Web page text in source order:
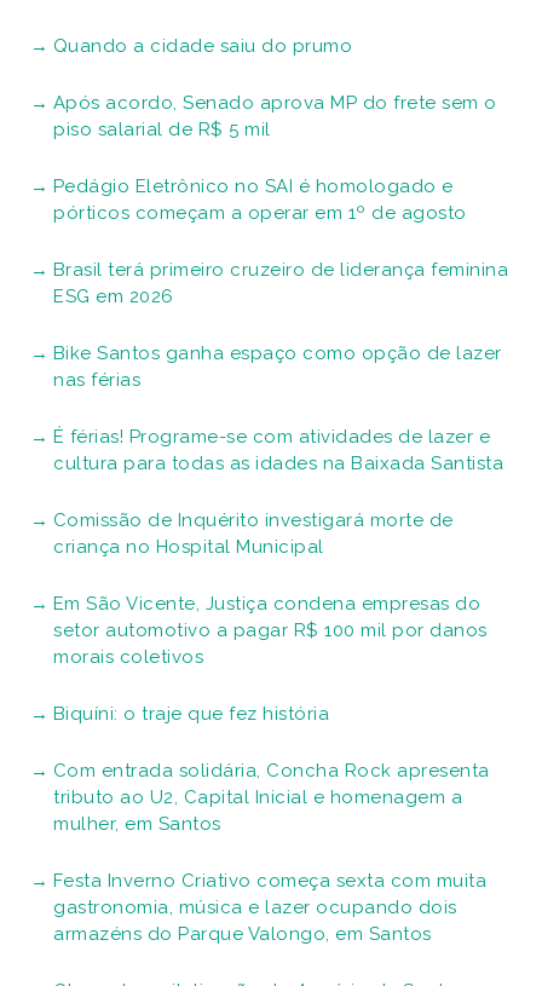
Quando a cidade saiu do prumo
Após acordo, Senado aprova MP do frete sem o
piso salarial de R$ 5 mil
Pedágio Eletrônico no SAI é homologado e
pórticos começam a operar em 1º de agosto
Brasil terá primeiro cruzeiro de liderança feminina
ESG em 2026
Bike Santos ganha espaço como opção de lazer
nas férias
É férias! Programe-se com atividades de lazer e
cultura para todas as idades na Baixada Santista
Comissão de Inquérito investigará morte de
criança no Hospital Municipal
Em São Vicente, Justiça condena empresas do
setor automotivo a pagar R$ 100 mil por danos
morais coletivos
Biquíni: o traje que fez história
Com entrada solidária, Concha Rock apresenta
tributo ao U2, Capital Inicial e homenagem a
mulher, em Santos
Festa Inverno Criativo começa sexta com muita
gastronomia, música e lazer ocupando dois
armazéns do Parque Valongo, em Santos